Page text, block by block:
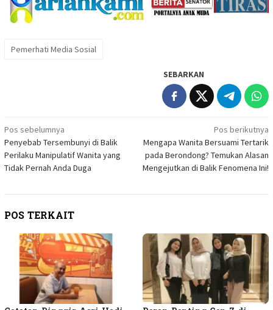
Pemerhati Media Sosial
SEBARKAN
Navigasi
pos
Pos sebelumnya
Penyebab Tersembunyi di Balik
Perilaku Manipulatif Wanita yang
Tidak Pernah Anda Duga
Pos berikutnya
Mengapa Wanita Bersuami Tertarik
pada Berondong? Temukan Alasan
Mengejutkan di Balik Fenomena Ini!
POS TERKAIT